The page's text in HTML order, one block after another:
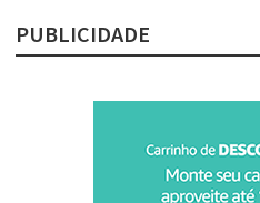
PUBLICIDADE